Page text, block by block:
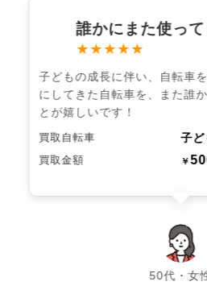
誰かにまた使って
★★★★★
子どもの成長に伴い、自転車
にしてきた自転車を、また誰
とが嬉しいです！
買取自転車 子ど
買取金額 ￥
50代・女
chevron_left chevron_right